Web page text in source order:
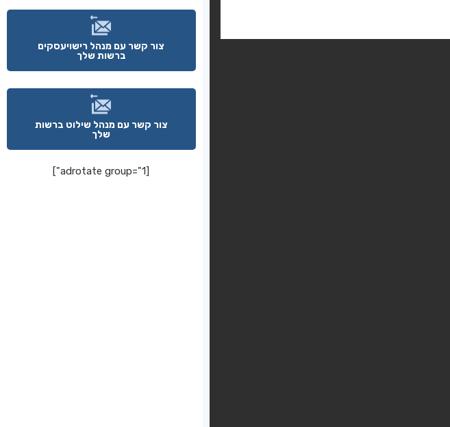
צור קשר עם מנהל רישויעסקים
ברשות שלך
צור קשר עם מנהל שילוט ברשות
שלך
[adrotate group="1"]